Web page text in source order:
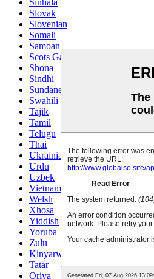
Sinhala
Slovak
Slovenian
Somali
Samoan
Scots Gaelic
Shona
Sindhi
Sundanese
Swahili
Tajik
Tamil
Telugu
Thai
Ukrainian
Urdu
Uzbek
Vietnamese
Welsh
Xhosa
Yiddish
Yoruba
Zulu
Kinyarwanda
Tatar
Oriya